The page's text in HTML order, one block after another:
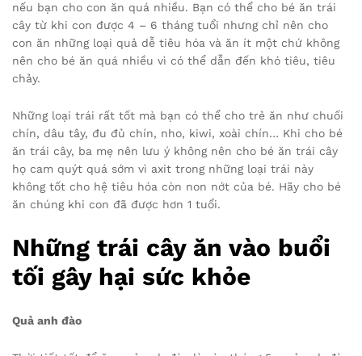
nếu bạn cho con ăn quá nhiều. Bạn có thể cho bé ăn trái
cây từ khi con được 4 – 6 tháng tuổi nhưng chỉ nên cho
con ăn những loại quả dễ tiêu hóa và ăn ít một chứ không
nên cho bé ăn quá nhiều vì có thể dẫn đến khó tiêu, tiêu
chảy.
Những loại trái rất tốt mà bạn có thể cho trẻ ăn như chuối
chín, dâu tây, đu đủ chín, nho, kiwi, xoài chín… Khi cho bé
ăn trái cây, ba mẹ nên lưu ý không nên cho bé ăn trái cây
họ cam quýt quá sớm vì axit trong những loại trái này
không tốt cho hệ tiêu hóa còn non nớt của bé. Hãy cho bé
ăn chúng khi con đã được hơn 1 tuổi.
Những trái cây ăn vào buổi
tối gây hại sức khỏe
Quả anh đào